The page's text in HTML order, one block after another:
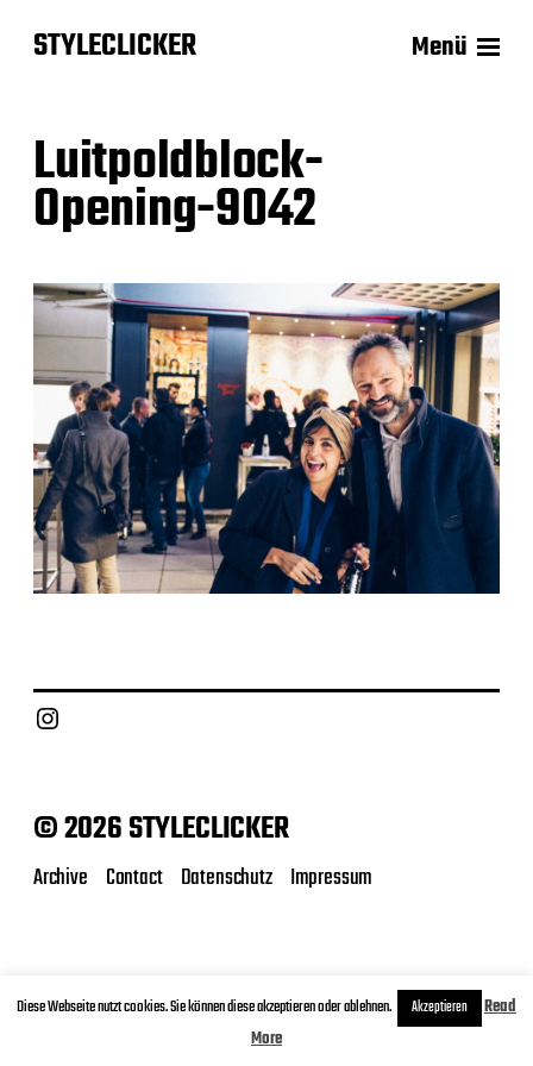
STYLECLICKER Menü
Luitpoldblock-
Opening-9042
Instagram
© 2026 STYLECLICKER
Archive Contact Datenschutz Impressum
Diese Webseite nutzt cookies. Sie können diese akzeptieren oder ablehnen. Akzeptieren
Read
More